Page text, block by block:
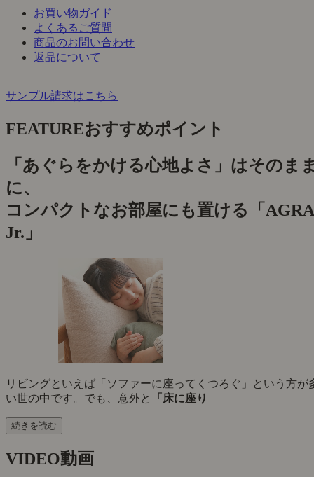
お買い物ガイド
よくあるご質問
商品のお問い合わせ
返品について
サンプル請求はこちら
FEATUREおすすめポイント
「あぐらをかける心地よさ」はそのま
に、
コンパクトなお部屋にも置ける「AGRA
Jr.」
リビングといえば「ソファーに座ってくつろぐ」という方が
い世の中です。でも、意外と
「床に座り
続きを読む
VIDEO動画